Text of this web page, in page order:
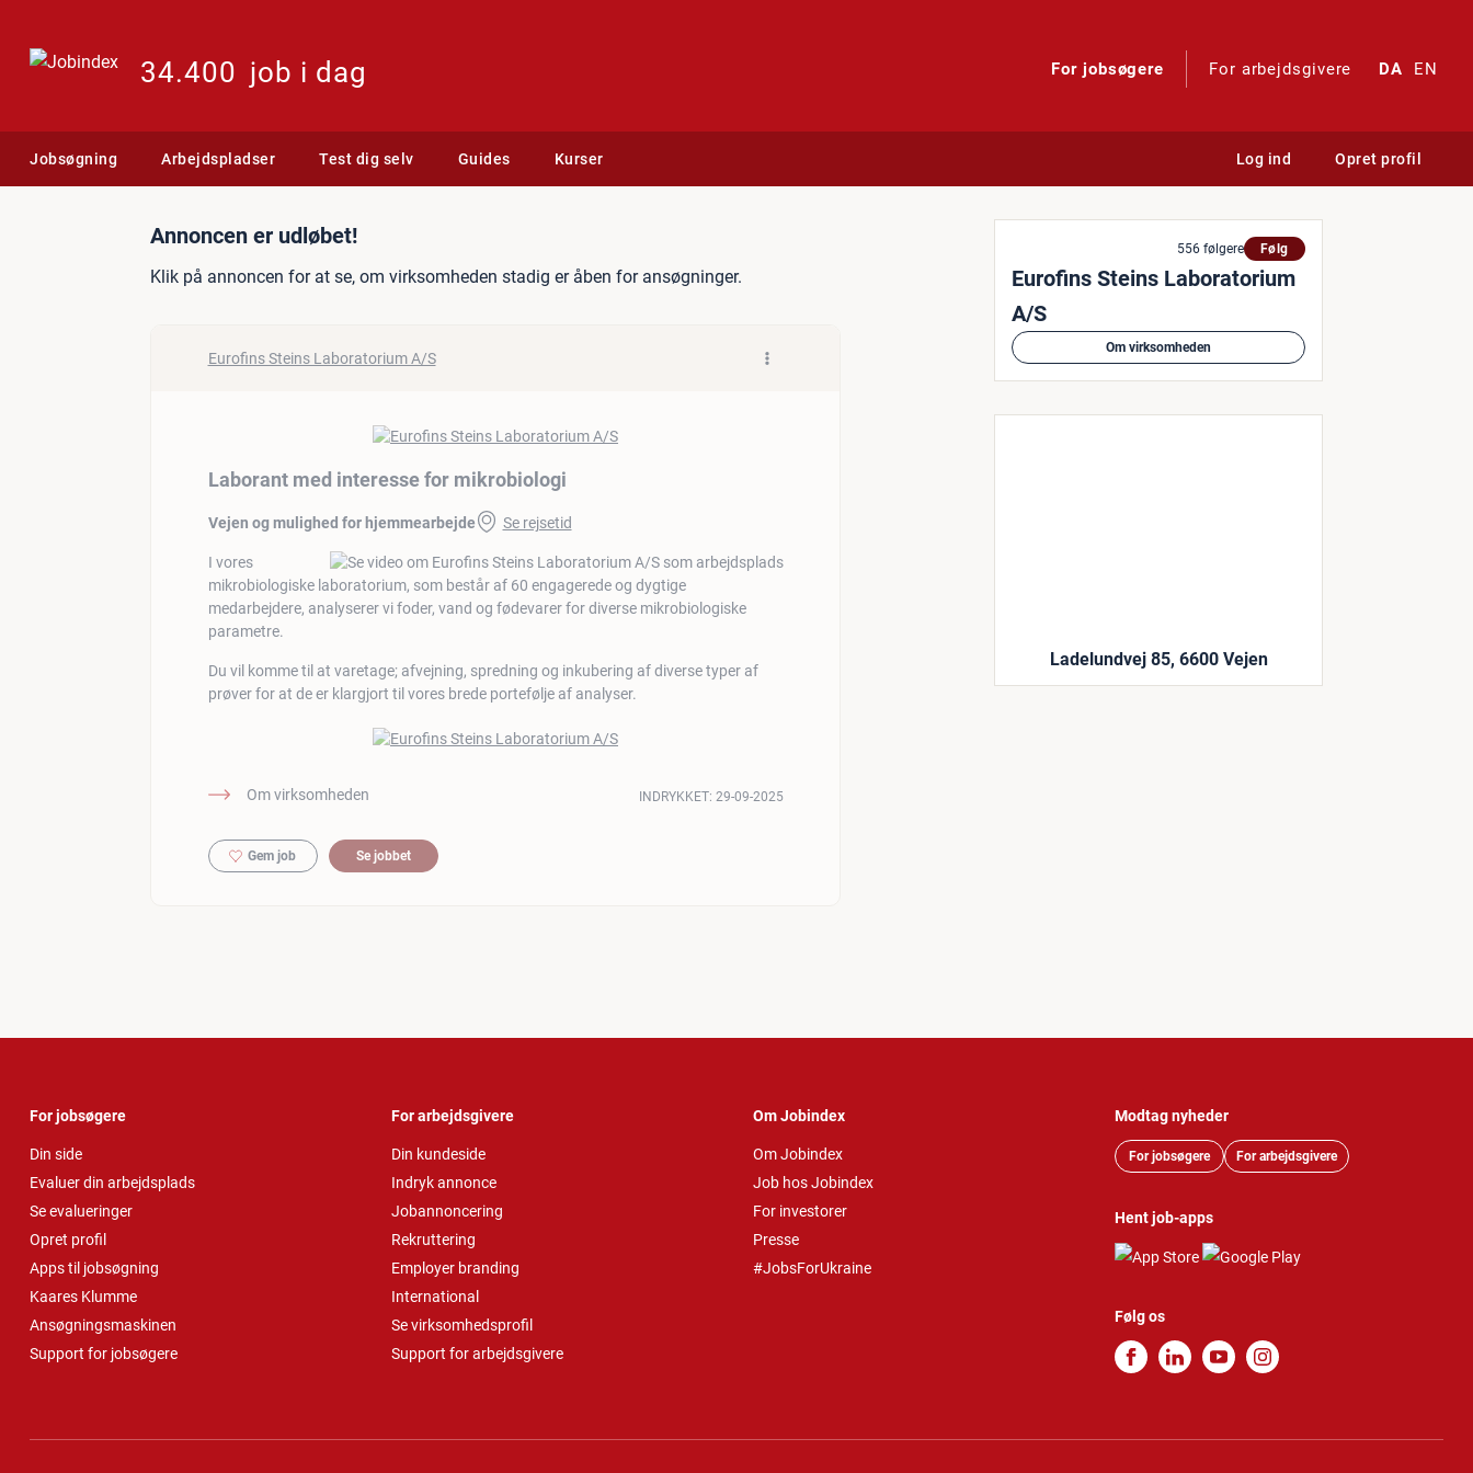
34.400 job i dag For jobsøgere For arbejdsgivere DA EN
Jobsøgning Arbejdspladser Test dig selv Guides Kurser Log ind Opret profil
Jobannonce: Laborant med interesse for mikrobiologi
Annoncen er udløbet!
Klik på annoncen for at se, om virksomheden stadig er åben for ansøgninger.
Eurofins Steins Laboratorium A/S
Laborant med interesse for mikrobiologi
Vejen og mulighed for hjemmearbejde Se rejsetid
I vores
mikrobiologiske laboratorium, som består af 60 engagerede og dygtige
medarbejdere, analyserer vi foder, vand og fødevarer for diverse mikrobiologiske
parametre.
Du vil komme til at varetage; afvejning, spredning og inkubering af diverse typer af
prøver for at de er klargjort til vores brede portefølje af analyser.
Om virksomheden INDRYKKET: 29-09-2025
Gem job Se jobbet
556 følgere Følg
Eurofins Steins Laboratorium
A/S
Om virksomheden
Ladelundvej 85, 6600 Vejen
For jobsøgere
Din side
Evaluer din arbejdsplads
Se evalueringer
Opret profil
Apps til jobsøgning
Kaares Klumme
Ansøgningsmaskinen
Support for jobsøgere
For arbejdsgivere
Din kundeside
Indryk annonce
Jobannoncering
Rekruttering
Employer branding
International
Se virksomhedsprofil
Support for arbejdsgivere
Om Jobindex
Om Jobindex
Job hos Jobindex
For investorer
Presse
#JobsForUkraine
Modtag nyheder
For jobsøgere For arbejdsgivere
Hent job-apps
Følg os